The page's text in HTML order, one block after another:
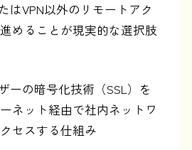
はVPN以外のリモートアク
めることが現実的な選択肢
ーの暗号化技術（SSL）を
ネット経由で社内ネットワ
セスする仕組み